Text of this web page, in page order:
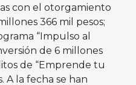
con el otorgamiento
366 mil pesos;
“Impulso al
de 6 millones
de “Emprende tu
A la fecha se han